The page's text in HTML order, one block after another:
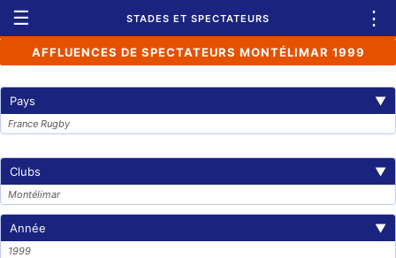
☰ STADES ET SPECTATEURS ⋮
AFFLUENCES DE SPECTATEURS MONTÉLIMAR 1999
Pays ▼
France Rugby
Clubs ▼
Montélimar
Année ▼
1999